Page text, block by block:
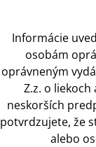
Informácie
osobám
oprávneným
Z.z. o liekoch
neskorších
potvrdzujete, že
alebo